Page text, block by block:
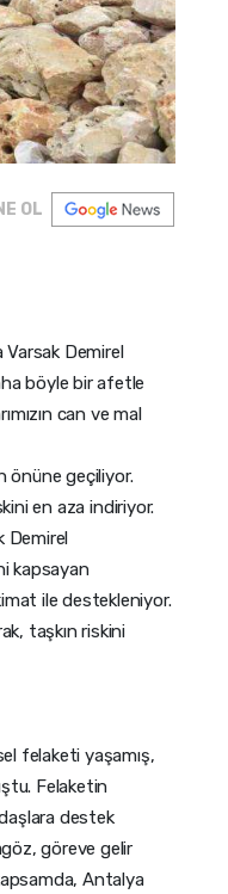
OL
Varsak Demirel
böyle bir afetle
can ve mal
önüne geçiliyor.
en aza indiriyor.
Demirel
kapsayan
ile destekleniyor.
taşkın riskini
felaketi yaşamış,
Felaketin
destek
göreve gelir
Antalya